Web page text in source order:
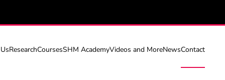
ResearchCoursesSHM AcademyVideos and MoreNewsContact